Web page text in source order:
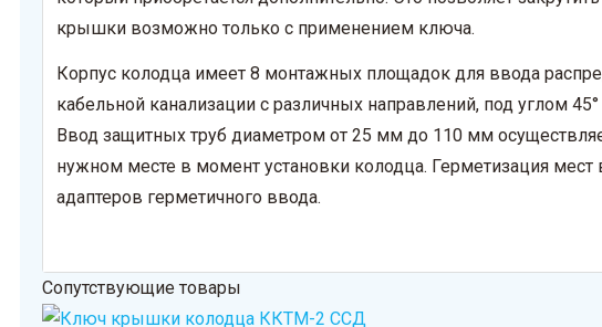
крышки возможно только с применением ключа.
Корпус колодца имеет 8 монтажных площадок для ввода
кабельной канализации с различных направлений, под углом
Ввод защитных труб диаметром от 25 мм до 110 мм
нужном месте в момент установки колодца. Герметизация
адаптеров герметичного ввода.
Сопутствующие товары